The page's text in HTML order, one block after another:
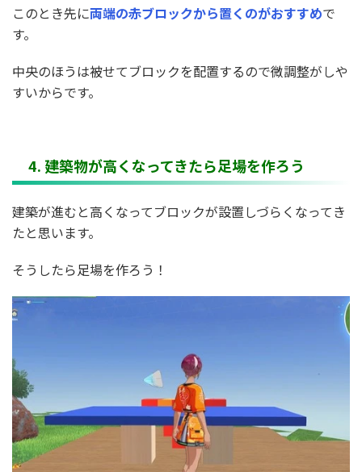
このとき先に両端の赤ブロックから置くのがおすすめで
す。
中央のほうは被せてブロックを配置するので微調整がしや
すいからです。
4. 建築物が高くなってきたら足場を作ろう
建築が進むと高くなってブロックが設置しづらくなってき
たと思います。
そうしたら足場を作ろう！